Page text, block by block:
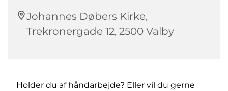
Johannes Døbers Kirke,
Trekronergade 12, 2500 Valby
Holder du af håndarbejde? Eller vil du gerne